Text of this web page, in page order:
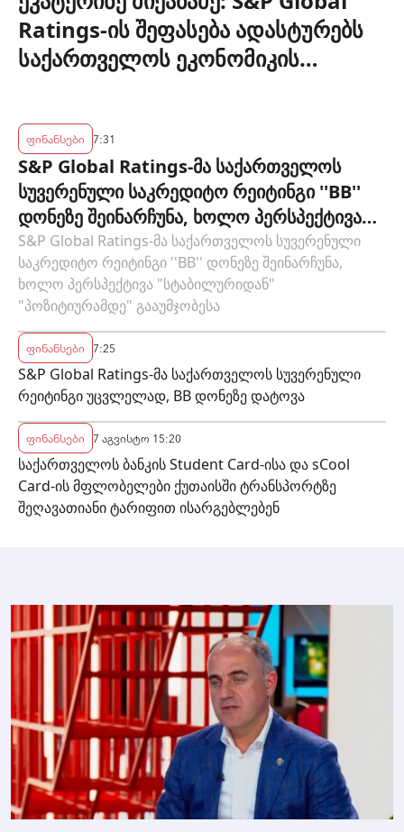
Ratings-ის შეფასება ადასტურებს
საქართველოს ეკონომიკის
ბანკის პოლიტიკის ეფექტიანობას
ფინანსები 7:31
S&P Global Ratings-მა საქართველოს
სუვერენული საკრედიტო რეიტინგი ''BB''
დონეზე შეინარჩუნა, ხოლო პერსპექტივა
"სტაბილურიდან" "პოზიტიურამდე"
გააუმჯობესა
S&P Global Ratings-მა საქართველოს სუვერენული
საკრედიტო რეიტინგი ''BB'' დონეზე შეინარჩუნა,
ხოლო პერსპექტივა "სტაბილურიდან"
"პოზიტიურამდე" გააუმჯობესა
ფინანსები 7:25
S&P Global Ratings-მა საქართველოს სუვერენული
რეიტინგი უცვლელად, BB დონეზე დატოვა
ფინანსები 7 აგვისტო 15:20
საქართველოს ბანკის Student Card-ისა და sCool
Card-ის მფლობელები ქუთაისში ტრანსპორტზე
შეღავათიანი ტარიფით ისარგებლებენ